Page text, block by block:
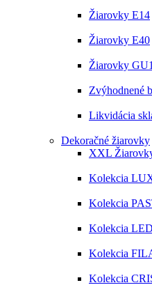
Žiarovky E14
Žiarovky E40
Žiarovky
Zvýhodnené
Likvidácia
Dekoračné žiarovky
XXL
Kolekcia
Kolekcia
Kolekcia
Kolekcia
Kolekcia